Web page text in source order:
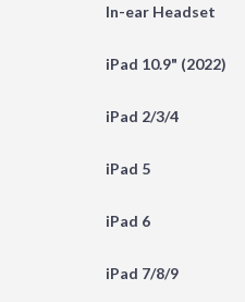
In-ear Headset
iPad 10.9" (2022)
iPad 2/3/4
iPad 5
iPad 6
iPad 7/8/9